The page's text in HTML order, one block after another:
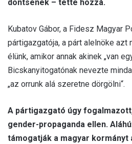
döntsenek – tette hozzá.
Kubatov Gábor, a Fidesz Magyar
pártigazgatója, a párt alelnöke azt
élünk, amikor annak akinek „van
Bicskanyitogatónak nevezte
„az orrunk alá szeretne dörgölni“.
A pártigazgató úgy
gender-propaganda ellen.
támogatják a magyar kormányt